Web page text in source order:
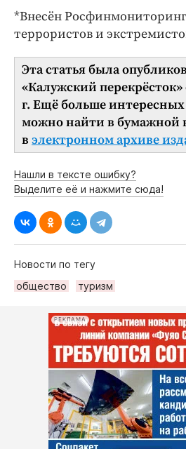
*Внесён
террористов и
Эта статья была
«Калужский перекрёсток»
г. Ещё больше
можно найти в бумажной
в электронном архиве
Нашли в тексте ошибку?
Выделите её и нажмите сюда!
Новости по тегу
общество
туризм
РЕКЛАМА